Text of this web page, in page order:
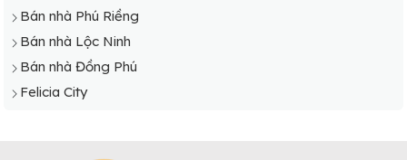
Bán nhà Phú Riềng
Bán nhà Lộc Ninh
Bán nhà Đồng Phú
Felicia City